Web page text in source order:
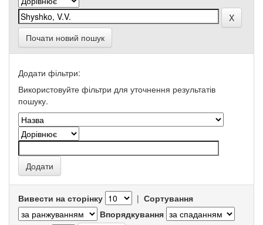
Почати новий пошук
Додати фільтри:
Використовуйте фільтри для уточнення результатів
пошуку.
Вивести на сторінку | Сортування
Впорядкування